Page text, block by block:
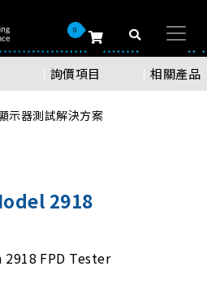
0
詢價項目 相關產品
示器測試解決方案
2918